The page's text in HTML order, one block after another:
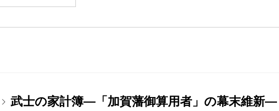
武士の家計簿―「加賀藩御算用者」の幕末維新―